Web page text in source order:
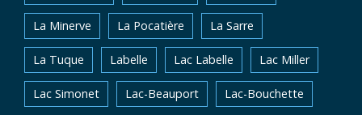
La Minerve La Pocatière La Sarre
La Tuque Labelle Lac Labelle Lac Miller
Lac Simonet Lac-Beauport Lac-Bouchette